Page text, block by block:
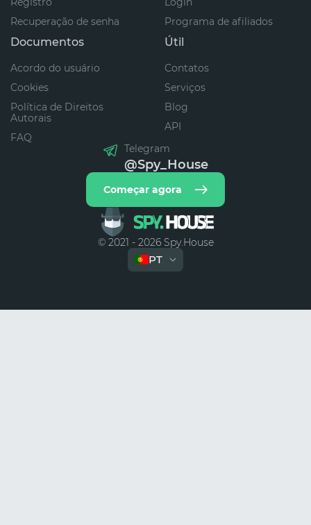
© 2021 - 2026 Spy.House
PT
Recuperação de senha
Programa de afiliados
Documentos
Acordo do usuário
Cookies
Política de Direitos
Autorais
FAQ
Útil
Contatos
Serviços
Blog
API
Telegram
@Spy_House
Começar agora